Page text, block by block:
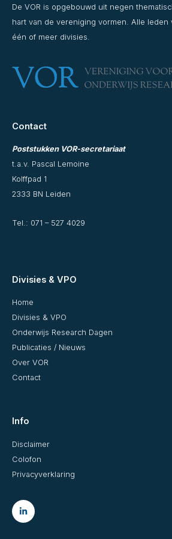
De VOR is opgebouwd uit negen
hart van de vereniging vormen. Alle leden
één of meer divisies.
Contact
Poststukken VOR-secretariaat
t.a.v. Pascal Lemoine
Kolffpad 1
2333 BN Leiden
Tel.: 071 – 527 4029
Divisies & VPO
Home
Divisies & VPO
Onderwijs Research Dagen
Publicaties / Nieuws
Over VOR
Contact
Info
Disclaimer
Colofon
Privacyverklaring